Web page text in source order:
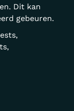
Dit kan
gebeuren.